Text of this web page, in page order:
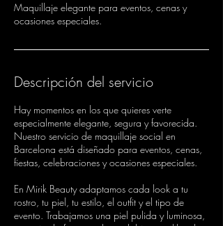
Maquillaje elegante para eventos, cenas y
ocasiones especiales.
Descripción del servicio
Hay momentos en los que quieres verte
especialmente elegante, segura y favorecida.
Nuestro servicio de maquillaje social en
Barcelona está diseñado para eventos, cenas,
fiestas, celebraciones y ocasiones especiales.
En Mirik Beauty adaptamos cada look a tu
rostro, tu piel, tu estilo, el outfit y el tipo de
evento. Trabajamos una piel pulida y luminosa,